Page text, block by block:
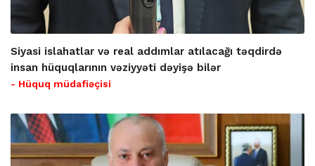
Siyasi islahatlar və real addımlar atılacağı təqdirdə
insan hüquqlarının vəziyyəti dəyişə bilər
- Hüquq müdafiəçisi